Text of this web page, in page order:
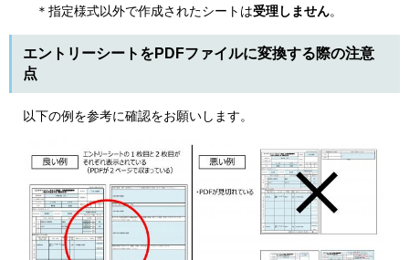
＊指定様式以外で作成されたシートは受理しません。
エントリーシートをPDFファイルに変換する際の注意
点
以下の例を参考に確認をお願いします。